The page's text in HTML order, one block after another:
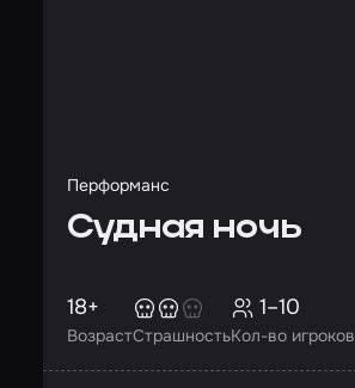
Перформанс
Судная ночь
Возраст
18+
СтрашностьКол-во игроков
1–10